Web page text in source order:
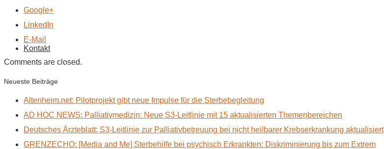
Kontakt
Google+
LinkedIn
E-Mail
Comments are closed.
Neueste Beiträge
Altenheim.net: Pilotprojekt gibt neue Impulse für die Sterbebegleitung
AD HOC NEWS: Palliativmedizin: Neue S3-Leitlinie mit 15 aktualisierten Themenbereichen
Deutsches Ärzteblatt: S3-Leitlinie zur Palliativbetreuung bei nicht heilbarer Krebserkrankung aktualisiert
GRENZECHO: [Media and Me] Sterbehilfe bei psychisch Erkrankten: Diskriminierung bis zum Extrem